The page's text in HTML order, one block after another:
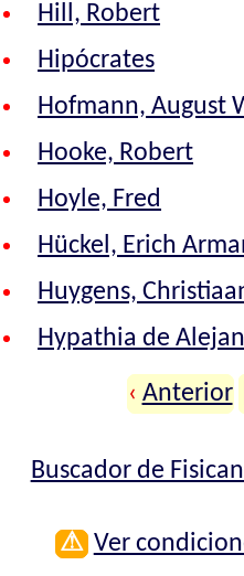
Hill, Robert
Hipócrates
Hofmann, August
Hooke, Robert
Hoyle, Fred
Hückel, Erich
Huygens,
Hypathia de
‹ Anterior
Buscador de
⚠ Ver